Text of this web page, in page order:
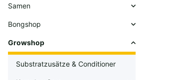
Samen
Bongshop
Growshop
Substratzusätze & Conditioner